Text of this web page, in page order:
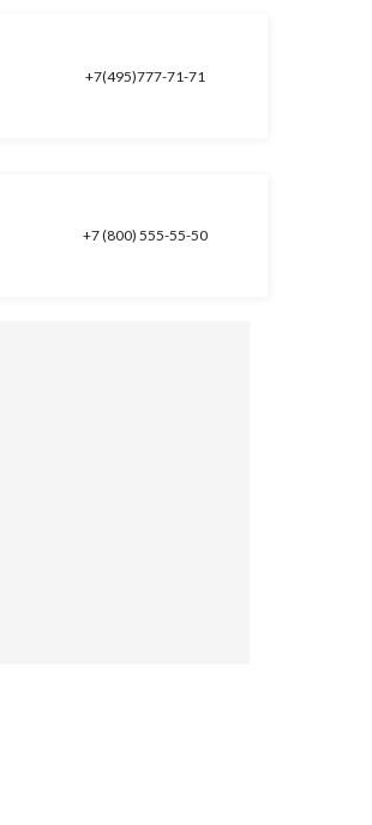
+7(495)777-71-71
+7 (800) 555-55-50